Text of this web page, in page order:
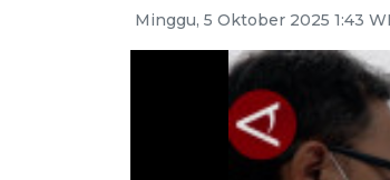
Minggu, 5 Oktober 2025 1:43